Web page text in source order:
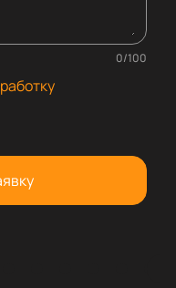
0/100